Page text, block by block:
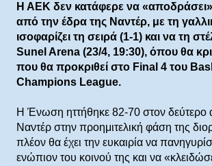
Η ΑΕΚ δεν κατάφερε να
από την έδρα της Ναντέρ, με τη
ισοφαρίζει τη σειρά (1-1) και να τη
Sunel Arena (23/4, 19:30), όπου θα
που θα προκριθεί στο Final 4 του
Champions League.
H Ένωση ηττήθηκε 82-70 στον δεύτερο
Ναντέρ στην προημιτελική φάση της
πλέον θα έχει την ευκαιρία να
ενώπιον του κοινού της και να